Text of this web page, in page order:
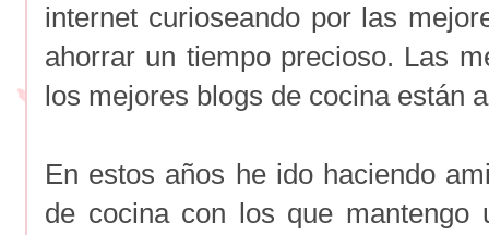
internet curioseando por las
ahorrar un tiempo precioso. Las
los mejores blogs de cocina están
En estos años he ido haciendo
de cocina con los que mantengo